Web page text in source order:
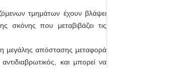
τμημάτων έχουν βλάψει
σκόνης που μεταβιβάζει τις
μεγάλης απόστασης μεταφορά
και μπορεί να